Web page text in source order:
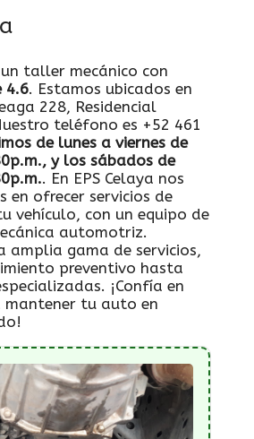
un taller mecánico con
4.6. Estamos ubicados en
228, Residencial
teléfono es +52 461
de lunes a viernes de
, y los sábados de
. En EPS Celaya nos
en ofrecer servicios de
vehículo, con un equipo de
automotriz.
amplia gama de servicios,
preventivo hasta
¡Confía en
mantener tu auto en